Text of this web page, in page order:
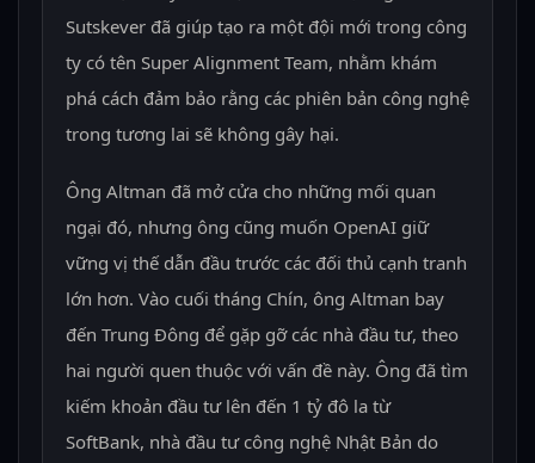
Sutskever đã giúp tạo ra một đội mới trong công
ty có tên Super Alignment Team, nhằm khám
phá cách đảm bảo rằng các phiên bản công nghệ
trong tương lai sẽ không gây hại.
Ông Altman đã mở cửa cho những mối quan
ngại đó, nhưng ông cũng muốn OpenAI giữ
vững vị thế dẫn đầu trước các đối thủ cạnh tranh
lớn hơn. Vào cuối tháng Chín, ông Altman bay
đến Trung Đông để gặp gỡ các nhà đầu tư, theo
hai người quen thuộc với vấn đề này. Ông đã tìm
kiếm khoản đầu tư lên đến 1 tỷ đô la từ
SoftBank, nhà đầu tư công nghệ Nhật Bản do